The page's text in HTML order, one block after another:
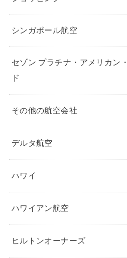
シンガポール航空
セゾン プラチナ・アメリカン
ド
その他の航空会社
デルタ航空
ハワイ
ハワイアン航空
ヒルトンオーナーズ